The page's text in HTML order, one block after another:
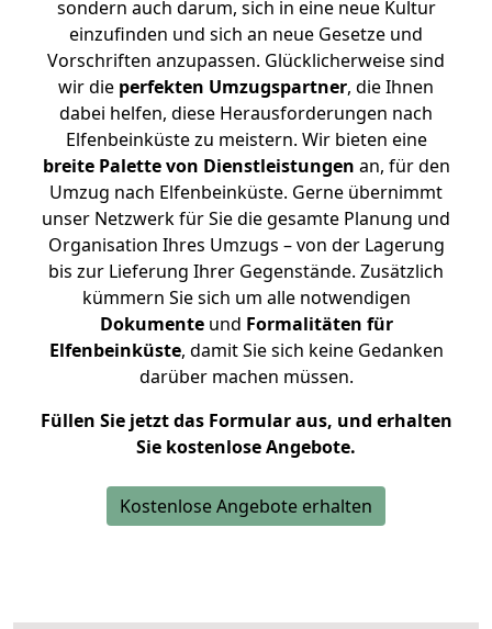
sondern auch darum, sich in eine neue Kultur
einzufinden und sich an neue Gesetze und
Vorschriften anzupassen. Glücklicherweise sind
wir die perfekten Umzugspartner, die Ihnen
dabei helfen, diese Herausforderungen nach
Elfenbeinküste zu meistern. Wir bieten eine
breite Palette von Dienstleistungen an, für den
Umzug nach Elfenbeinküste. Gerne übernimmt
unser Netzwerk für Sie die gesamte Planung und
Organisation Ihres Umzugs – von der Lagerung
bis zur Lieferung Ihrer Gegenstände. Zusätzlich
kümmern Sie sich um alle notwendigen
Dokumenteund Formalitäten für
Elfenbeinküste, damit Sie sich keine Gedanken
darüber machen müssen.
Füllen Sie jetzt das Formular aus, und erhalten
Sie kostenlose Angebote.
Kostenlose Angebote erhalten